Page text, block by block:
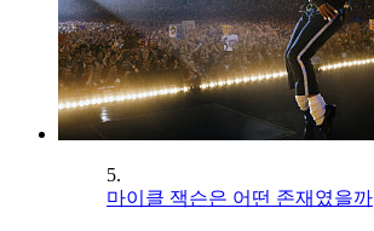
5.
마이클 잭슨은 어떤 존재였을까